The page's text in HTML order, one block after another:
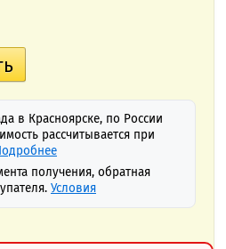
в Красноярске, по России
рассчитывается при
получения, обратная
Условия